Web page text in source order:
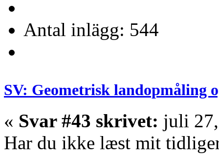
Antal inlägg: 544
SV: Geometrisk landopmåling
« Svar #43 skrivet: juli
Har du ikke læst mit